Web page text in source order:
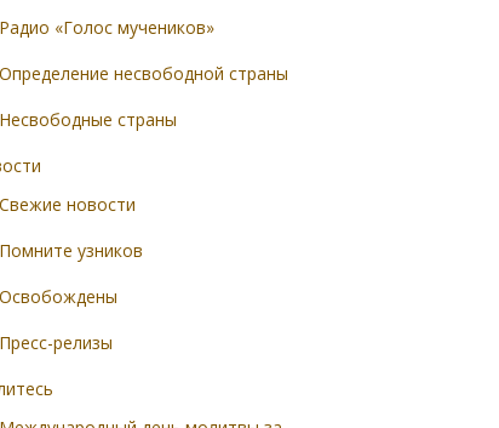
Радио «Голос мучеников»
Определение несвободной страны
Несвободные страны
Свежие новости
Помните узников
Освобождены
Пресс-релизы